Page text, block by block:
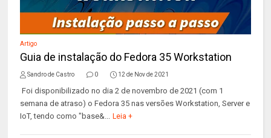
Artigo
Guia de instalação do Fedora 35 Workstation
Sandro de Castro 0 12 de Nov de 2021
Foi disponibilizado no dia 2 de novembro de 2021 (com 1
semana de atraso) o Fedora 35 nas versões Workstation, Server e
IoT, tendo como "base&... Leia +